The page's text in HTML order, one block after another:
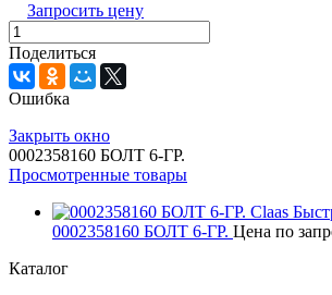
Запросить цену
Поделиться
Ошибка
Закрыть окно
0002358160 БОЛТ 6-ГР.
Просмотренные товары
0002358160 БОЛТ 6-ГР. Цена по
Каталог